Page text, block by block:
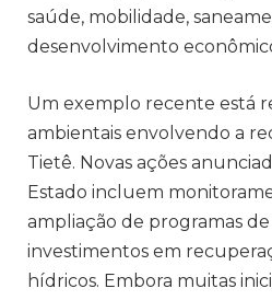
saúde, mobilidade,
desenvolvimento
Um exemplo recente está
ambientais envolvendo a
Tietê. Novas ações
Estado incluem
ampliação de programas
investimentos em
hídricos. Embora muitas